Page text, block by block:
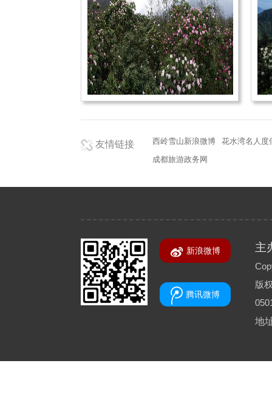
友情链接 西岭雪山新浪微博
花水湾名人度
成都旅游政务网
新浪微博
腾讯微博
主
版
地